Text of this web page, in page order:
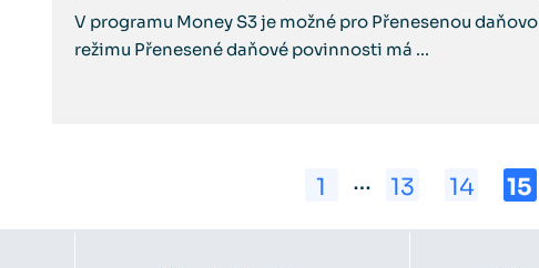
V programu Money S3 je možné pro Přenesenou
režimu Přenesené daňové povinnosti má ...
1 … 13 14 15